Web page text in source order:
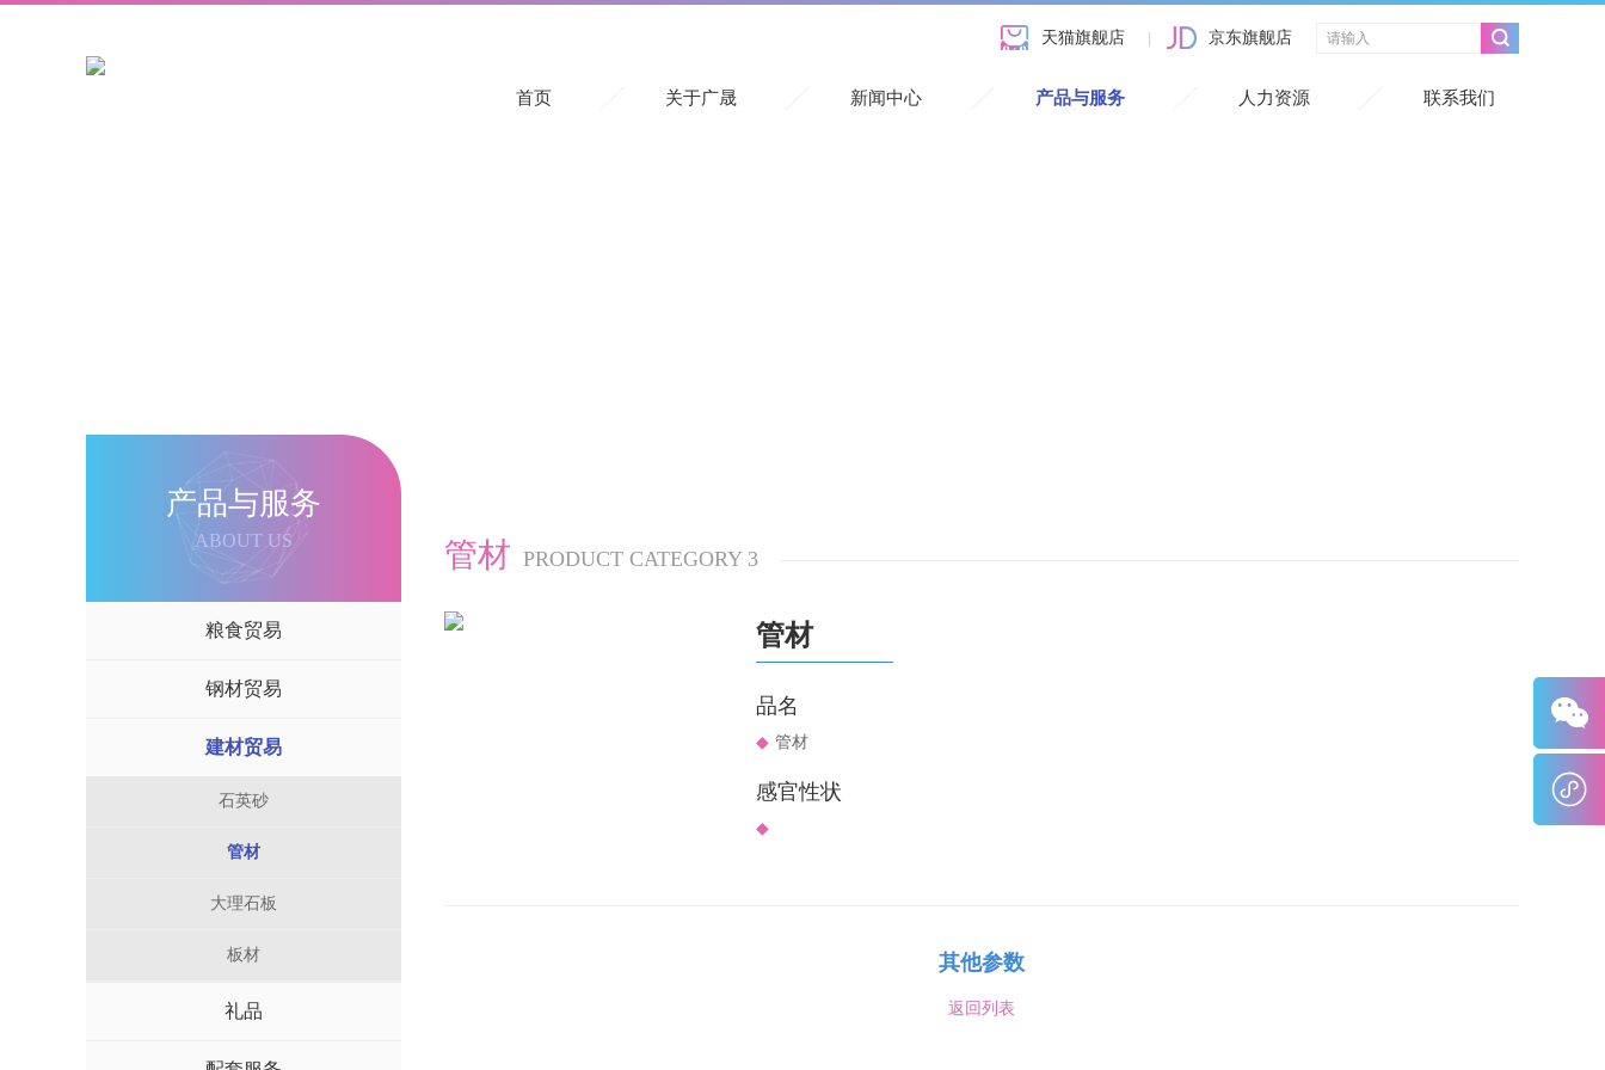
天猫旗舰店 京东旗舰店
首页 关于广晟 新闻中心 产品与服务 人力资源 联系我们
产品与服务
ABOUT US
粮食贸易
钢材贸易
建材贸易
石英砂
管材
大理石板
板材
礼品
管材 PRODUCT CATEGORY 3
管材
品名
◆ 管材
感官性状
◆
其他参数
返回列表